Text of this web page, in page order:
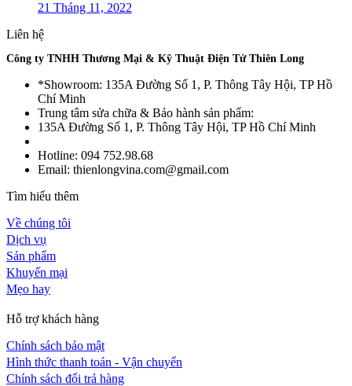
21 Tháng 11, 2022
Liên hệ
Công ty TNHH Thương Mại & Kỹ Thuật Điện Tử Thiên Long
*Showroom: 135A Đường Số 1, P. Thông Tây Hội, TP Hồ
Chí Minh
Trung tâm sửa chữa & Bảo hành sản phẩm:
135A Đường Số 1, P. Thông Tây Hội, TP Hồ Chí Minh
Hotline: 094 752.98.68
Email: thienlongvina.com@gmail.com
Tìm hiểu thêm
Về chúng tôi
Dịch vụ
Sản phẩm
Khuyến mại
Mẹo hay
Hỗ trợ khách hàng
Chính sách bảo mật
Hình thức thanh toán - Vận chuyển
Chính sách đổi trả hàng